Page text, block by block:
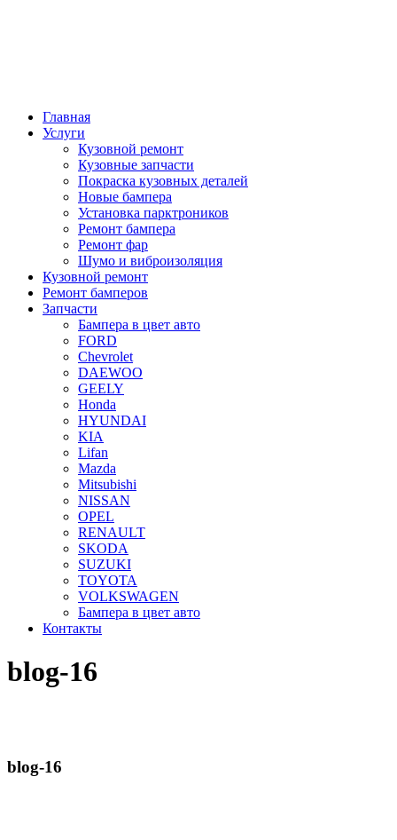
Главная
Услуги
Кузовной ремонт
Кузовные запчасти
Покраска кузовных деталей
Новые бампера
Установка парктроников
Ремонт бампера
Ремонт фар
Шумо и виброизоляция
Кузовной ремонт
Ремонт бамперов
Запчасти
Бампера в цвет авто
FORD
Chevrolet
DAEWOO
GEELY
Honda
HYUNDAI
KIA
Lifan
Mazda
Mitsubishi
NISSAN
OPEL
RENAULT
SKODA
SUZUKI
TOYOTA
VOLKSWAGEN
Бампера в цвет авто
Контакты
blog-16
blog-16